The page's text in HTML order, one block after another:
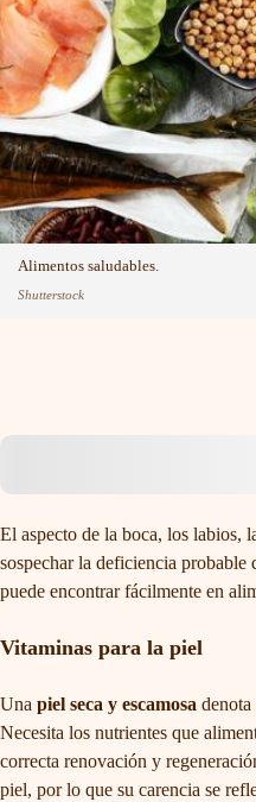
Alimentos saludables.
Shutterstock
El aspecto de la boca, los labios,
sospechar la deficiencia
puede encontrar fácilmente en
Vitaminas para la piel
Una piel seca y escamosa
Necesita los nutrientes que
correcta renovación y
piel, por lo que su carencia se